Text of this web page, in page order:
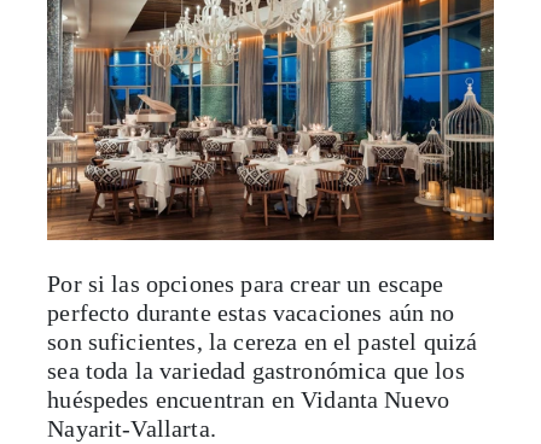
Por si las opciones para crear un escape
perfecto durante estas vacaciones aún no
son suficientes, la cereza en el pastel quizá
sea toda la variedad gastronómica que los
huéspedes encuentran en Vidanta Nuevo
Nayarit-Vallarta.